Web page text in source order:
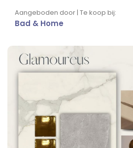
Aangeboden door | Te koop bij:
Bad & Home